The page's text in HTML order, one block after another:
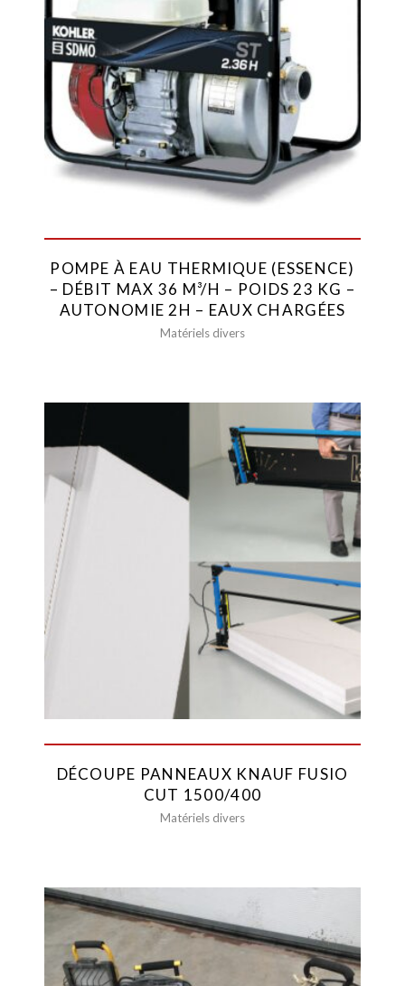
POMPE À EAU THERMIQUE (ESSENCE)
– DÉBIT MAX 36 M³/H – POIDS 23 KG –
AUTONOMIE 2H – EAUX CHARGÉES
Matériels divers
DÉCOUPE PANNEAUX KNAUF FUSIO
CUT 1500/400
Matériels divers